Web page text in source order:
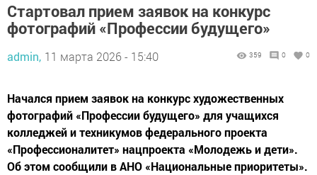
Стартовал прием заявок на конкурс
фотографий «Профессии будущего»
admin, 11 марта 2026 - 15:40 359 0 0
Начался прием заявок на конкурс художественных
фотографий «Профессии будущего» для учащихся
колледжей и техникумов федерального проекта
«Профессионалитет» нацпроекта «Молодежь и дети».
Об этом сообщили в АНО «Национальные приоритеты».